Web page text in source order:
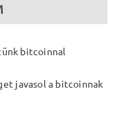
bitcoinnal
javasol a bitcoinnak